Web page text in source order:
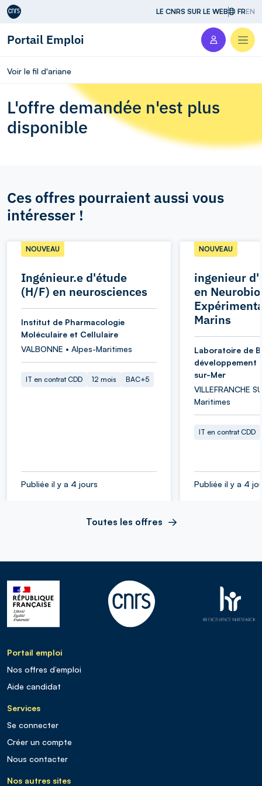
Aller au contenu LE CNRS SUR LE WEB FREN
Portail Emploi
Voir le fil d'ariane
L'offre demandée n'est plus
disponible
Ces offres pourraient aussi vous
intéresser !
Ingénieur.e d'étude
(H/F) en neurosciences
NOUVEAU
Institut de Pharmacologie
Moléculaire et Cellulaire
VALBONNE • Alpes-Maritimes
IT en contrat CDD 12 mois BAC+5
Publiée il y a 4 jours
ingenieur
en
Marins
NOUVEAU
Laboratoire de
développement
sur-Mer
VILLEFRANCHE
Maritimes
IT en contrat CDD
Publiée il y a 4
Toutes les offres
Portail emploi
Nos offres d’emploi
Aide candidat
Services
Se connecter
Créer un compte
Nous contacter
Nos autres sites